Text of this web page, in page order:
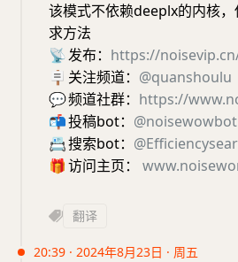
该模式不依赖deeplx的内核
求方法
📡发布： https://
🪧 关注频道： @quanshoulu
💬频道社群： https://
📬投稿bot： @noisewowbot
📇搜索bot：
🎁访问主页：
翻译
20:39 · 2024年8月23日 · 周五